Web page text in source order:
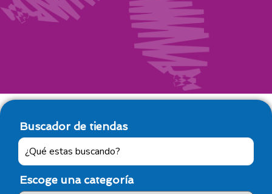
Buscador de tiendas
Escoge una categoría